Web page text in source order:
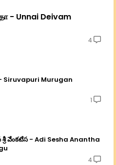
- Unnai Deivam
4
- Siruvapuri Murugan
1
వేంకటేస - Adi Sesha Anantha
4